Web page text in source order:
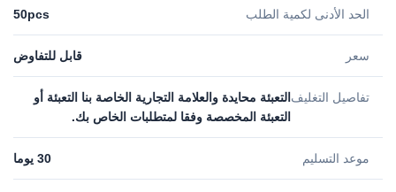
الحد الأدنى لكمية الطلب 50pcs
سعر قابل للتفاوض
تفاصيل التغليف التعبئة محايدة والعلامة التجارية الخاصة بنا التعبئة أو
التعبئة المخصصة وفقا لمتطلبات الخاص بك.
موعد التسليم 30 يوما